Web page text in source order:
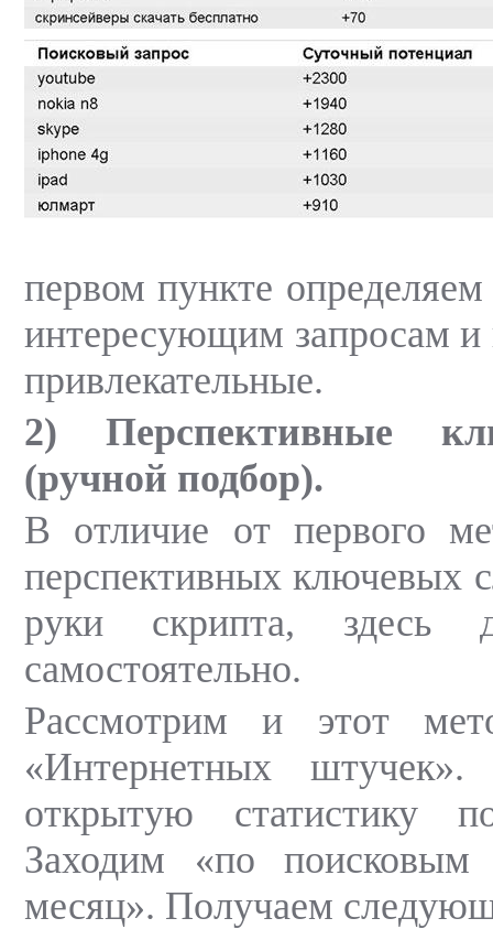
первом пункте
интересующим запросам
привлекательные.
2) Перспективные
(ручной подбор).
В отличие от первого
перспективных ключевых
руки скрипта, здесь
самостоятельно.
Рассмотрим и этот
«Интернетных
открытую статистику
Заходим «по
месяц». Получаем